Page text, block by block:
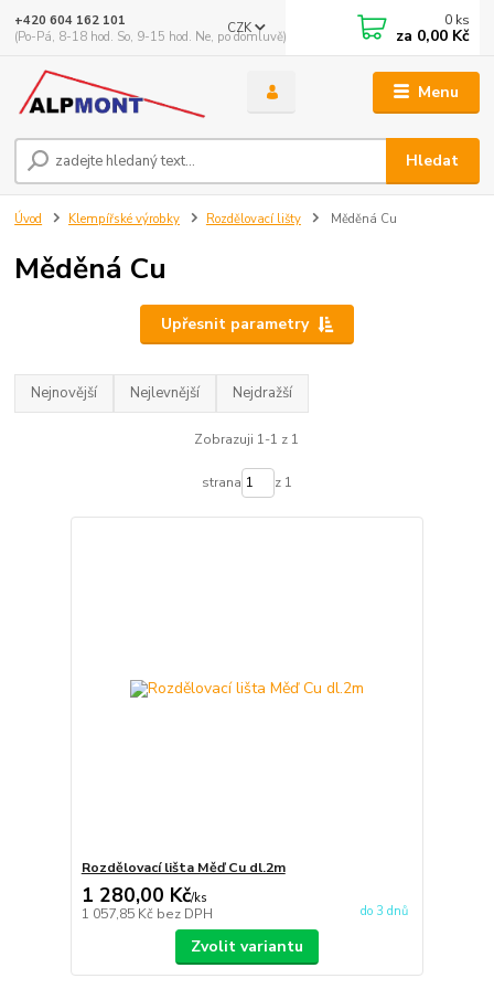
Menu
CZK
Hledat
+420 604 162 101
(Po-Pá, 8-18 hod. So, 9-15 hod. Ne, po domluvě)
0 ks
za 0,00 Kč
Úvod Klempířské výrobky Rozdělovací lišty Měděná Cu
Měděná Cu
Upřesnit parametry
Nejnovější Nejlevnější Nejdražší
Zobrazuji 1-1 z 1
strana z 1
Rozdělovací lišta Měď Cu dl.2m
1 280,00 Kč/ks
1 057,85 Kč bez DPH do 3 dnů
Zvolit variantu